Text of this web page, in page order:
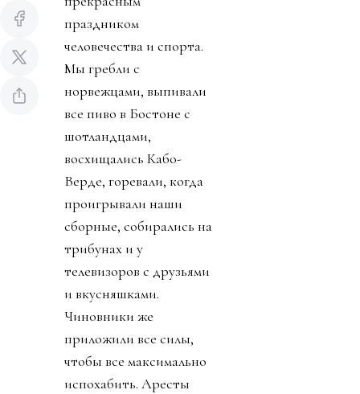
праздником
человечества и спорта.
Мы гребли с
норвежцами, выпивали
все пиво в Бостоне с
шотландцами,
восхищались Кабо-
Верде, горевали, когда
проигрывали наши
сборные, собирались на
трибунах и у
телевизоров с друзьями
и вкусняшками.
Чиновники же
приложили все силы,
чтобы все максимально
испохабить. Аресты